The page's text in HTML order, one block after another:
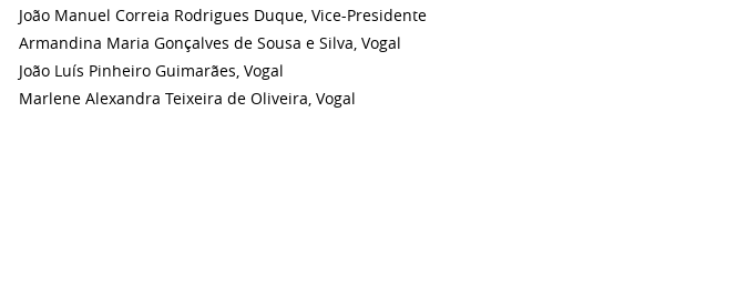
João Manuel Correia Rodrigues Duque, Vice-Presidente
Armandina Maria Gonçalves de Sousa e Silva, Vogal
João Luís Pinheiro Guimarães, Vogal
Marlene Alexandra Teixeira de Oliveira, Vogal